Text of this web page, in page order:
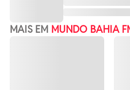
MAIS EM MUNDO BAHIA